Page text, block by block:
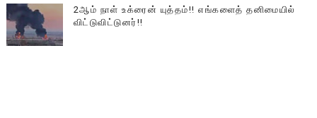
2ஆம் நாள் உக்ரைன் யுத்தம்!! எங்களைத் தனிமையில்
விட்டுவிட்டுனர்!!